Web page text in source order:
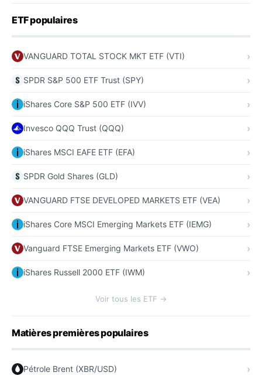
ETF populaires
VANGUARD TOTAL STOCK MKT ETF (VTI)
SPDR S&P 500 ETF Trust (SPY)
iShares Core S&P 500 ETF (IVV)
Invesco QQQ Trust (QQQ)
iShares MSCI EAFE ETF (EFA)
SPDR Gold Shares (GLD)
VANGUARD FTSE DEVELOPED MARKETS ETF (VEA)
iShares Core MSCI Emerging Markets ETF (IEMG)
Vanguard FTSE Emerging Markets ETF (VWO)
iShares Russell 2000 ETF (IWM)
Voir tous les ETF →
Matières premières populaires
Pétrole Brent (XBR/USD)